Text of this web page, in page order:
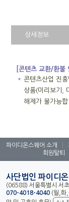
상세정보
[콘텐츠 교환/환불
＊ 콘텐츠산업 진
상품(미리보기,
해제가 불가능합
파이디온스퀘어 소개
회원탈퇴
사단법인 파이디온
(06588) 서울특별시 서
070-4018-4040 (월,화